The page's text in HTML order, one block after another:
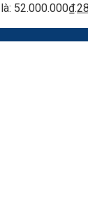
52.000.000₫.